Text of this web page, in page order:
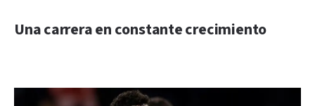
Una carrera en constante crecimiento